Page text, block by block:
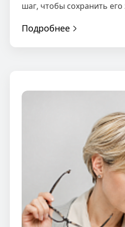
шаг, чтобы сохранить
Подробнее